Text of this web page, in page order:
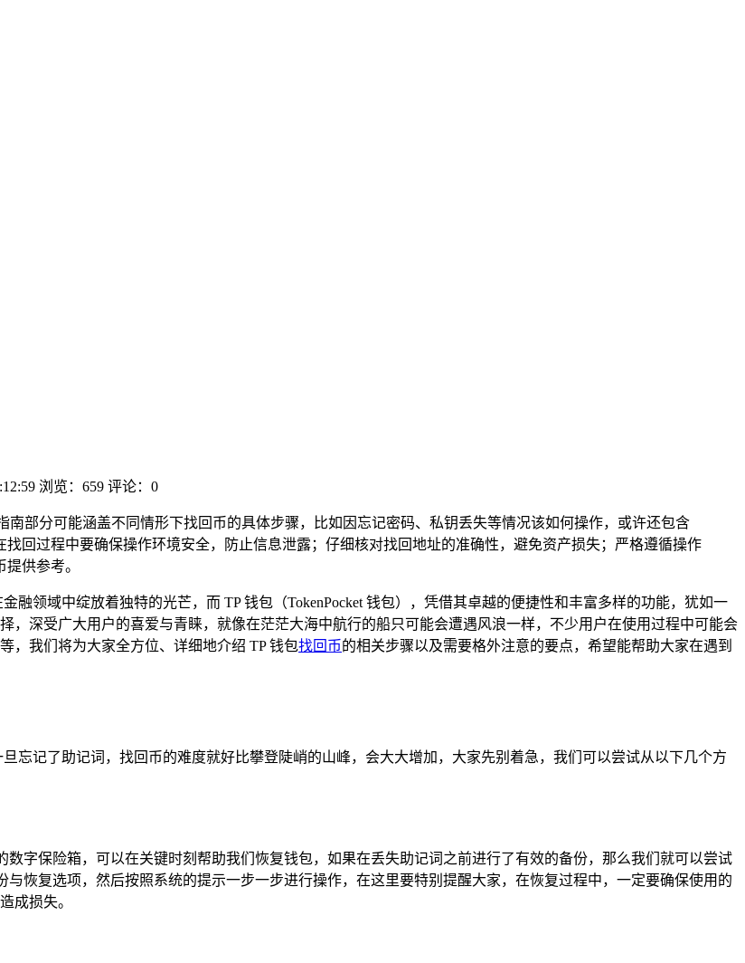
浏览：659 评论：0
南部分可能涵盖不同情形下找回币的具体步骤，比如因忘记密码、私钥丢失等情况该如何操作，或许还包含
回过程中要确保操作环境安全，防止信息泄露；仔细核对找回地址的准确性，避免资产损失；严格遵循操作
供参考。
融领域中绽放着独特的光芒，而 TP 钱包（TokenPocket 钱包），凭借其卓越的便捷性和丰富多样的功能，犹如一
，深受广大用户的喜爱与青睐，就像在茫茫大海中航行的船只可能会遭遇风浪一样，不少用户在使用过程中可能会
，我们将为大家全方位、详细地介绍 TP 钱包找回币的相关步骤以及需要格外注意的要点，希望能帮助大家在遇到
忘记了助记词，找回币的难度就好比攀登陡峭的山峰，会大大增加，大家先别着急，我们可以尝试从以下几个方
字保险箱，可以在关键时刻帮助我们恢复钱包，如果在丢失助记词之前进行了有效的备份，那么我们就可以尝试
恢复选项，然后按照系统的提示一步一步进行操作，在这里要特别提醒大家，在恢复过程中，一定要确保使用的
成损失。